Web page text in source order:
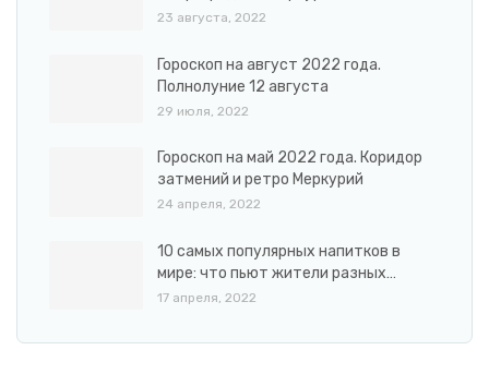
23 августа, 2022
Гороскоп на август 2022 года.
Полнолуние 12 августа
29 июля, 2022
Гороскоп на май 2022 года. Коридор
затмений и ретро Меркурий
24 апреля, 2022
10 самых популярных напитков в
мире: что пьют жители разных…
17 апреля, 2022